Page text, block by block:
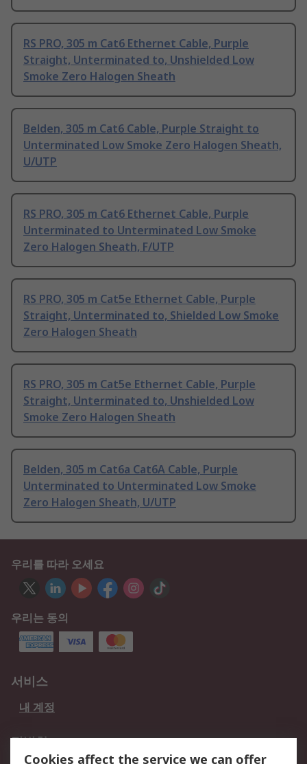
RS PRO, 305 m Cat6 Ethernet Cable, Purple
Straight, Unterminated to, Unshielded Low
Smoke Zero Halogen Sheath
Belden, 305 m Cat6 Cable, Purple Straight to
Unterminated Low Smoke Zero Halogen Sheath,
U/UTP
RS PRO, 305 m Cat6 Ethernet Cable, Purple
Unterminated to Unterminated Low Smoke
Zero Halogen Sheath, F/UTP
RS PRO, 305 m Cat5e Ethernet Cable, Purple
Straight, Unterminated to, Shielded Low Smoke
Zero Halogen Sheath
RS PRO, 305 m Cat5e Ethernet Cable, Purple
Straight, Unterminated to, Unshielded Low
Smoke Zero Halogen Sheath
Belden, 305 m Cat6a Cat6A Cable, Purple
Unterminated to Unterminated Low Smoke
Zero Halogen Sheath, U/UTP
우리를 따라 오세요
우리는 동의
서비스
내 계정
적법한
Cookies affect the service we can offer